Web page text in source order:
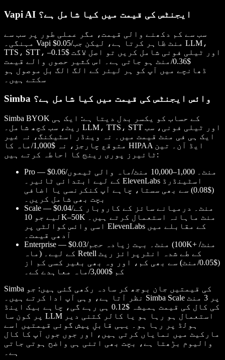
Vapi AI ایجنٹس کی قیمت میں کیا شامل ہے؟
سب سے کم دکھنے والی قیمت، مگر عملی طور پر سب سے
مہنگی۔ Vapi $0.05/منٹ ظاہر کرتا ہے، لیکن جب LLM،
TTS، STT، اور ٹیلی فونی شامل کریں تو اصل لاگت $0.15–
$0.36/منٹ ہو جاتی ہے۔ اس کثیر حصوں والے قیمت
ڈھانچے میں آپ کو ہر لیئر کے الگ الگ بل موصول ہو
سکتے ہیں۔
Simba وائس ایجنٹس کی قیمت میں کیا شامل ہے؟
Simba BYOK کے حساب کو یکسر بدل دیتا ہے: ایک ہی
ریٹ، سب کچھ شامل۔ LLM، TTS، STT اور ٹیلی فونی، سب
ایک ہی فی منٹ قیمت میں۔ نہ وینڈر اسٹیکنگ، نہ غیر
متوقع چارجز، نہ $1,000/ماہ کا HIPAA ایڈ آن۔ تین
ٹائیرز پوری رینج کا احاطہ کرتے ہیں:
Pro — $0.06/منٹ۔ 1,000–10,000 منٹ/ماہ والی ٹیموں
کے لیے ابتدائی ٹائیر۔ ElevenLabs اسٹینڈرڈ
($0.08) سے بھی سستا، چاہے آپ کنکرنسی یا اضافی
بچت بھی شامل کریں۔
Scale — $0.04/منٹ۔ درمیانے سائز کے کاروبار کے
لیے جو 10K–50K منٹ ماہانہ استعمال کرتے ہیں۔
اسی وائس کوالٹی پر ElevenLabs کے مقابلے میں
آدھی قیمت۔
Enterprise — $0.03/منٹ۔ بہت زیادہ حجم (100K+ منٹ/
ماہ) کے لیے۔ Retell کے طے شدہ انٹرپرائز ریٹ
($0.05/منٹ) سے بھی کم، اور وہ بھی بغیر کسی کم از
کم $3,000/ماہ معاہدے کے۔
Simba کی قیمتیں جان بوجھ کر سادہ رکھی گئی ہیں: جو
نظر آتا ہے، وہی آپ ادا کرتے ہیں۔ Simba Scale پر 3 منٹ
کی کال کی قیمت ہمیشہ $0.12 ہی رہے گی، چاہے بیک اینڈ
پر کون سا LLM استعمال ہو رہا ہو یا کالر کتنی دیر
ہولڈ پر رہا ہو۔ یہی قابلِ پیش گوئی قیمتیں اسے
مارکیٹ میں نمایاں کرتی ہیں، اور جوں جوں آپ کا کال
والیوم بڑھتا ہے، بچت بھی اتنی ہی واضح ہوتی جاتی
ہے۔